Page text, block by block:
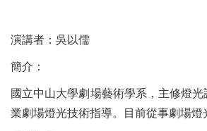
演講者： 吳以儒
簡介：
國立中山大學劇場藝術學系，主修燈
業劇場燈光技術指導。目前從事劇場燈